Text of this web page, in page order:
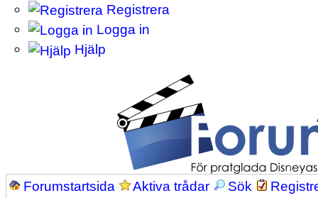
Registrera
Logga in
Hjälp
Forumstartsida Aktiva trådar Sök